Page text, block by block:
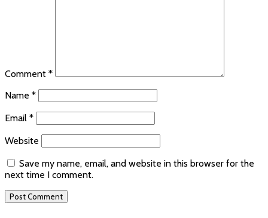
Comment *
Name *
Email *
Website
Save my name, email, and website in this browser for the
next time I comment.